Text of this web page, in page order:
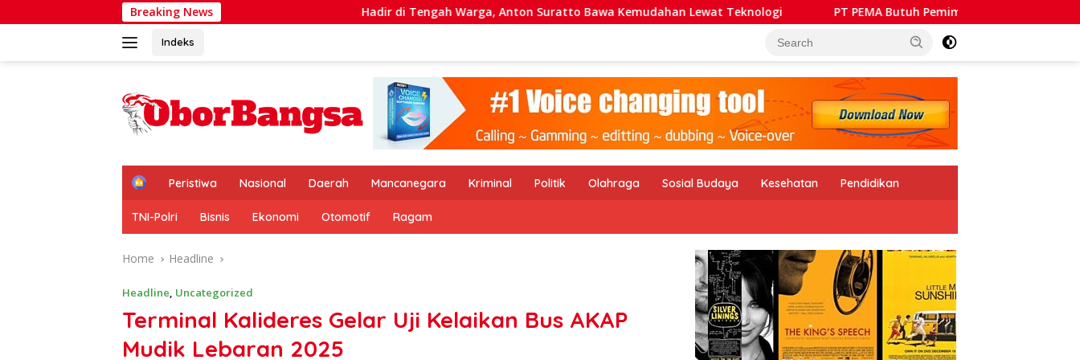
to
Breaking News Hadir di Tengah Warga, Anton Suratto Bawa Kemudahan Lewat Teknologi PT PEMA Butuh Pemimpin Kolaboratif, Mampu Bangun Sinergi
Indeks
H
m
e
Peristiwa Nasional Daerah Mancanegara Kriminal Politik Olahraga Sosial Budaya Kesehatan Pendidikan
TNI-Polri Bisnis Ekonomi Otomotif Ragam
Home Headline
Headline, Uncategorized
Terminal Kalideres Gelar Uji Kelaikan Bus AKAP
Mudik Lebaran 2025